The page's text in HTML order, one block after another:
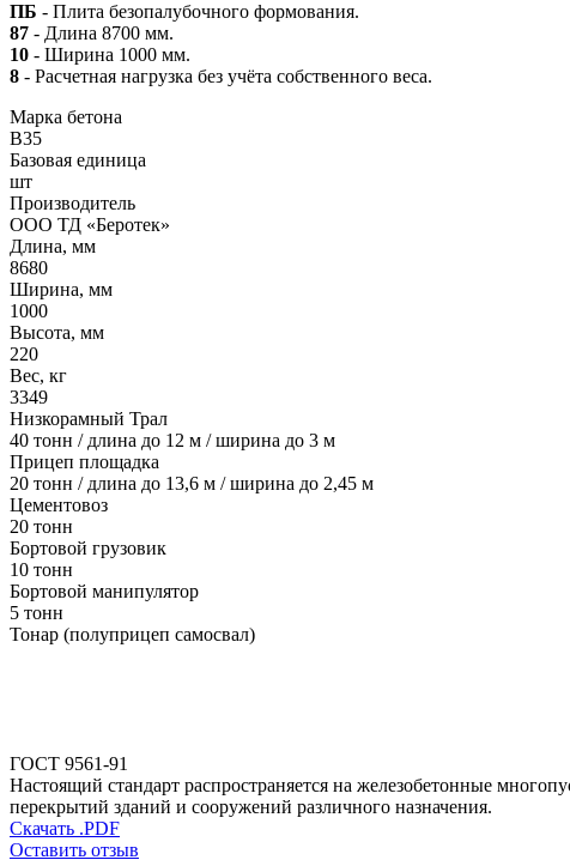
ПБ - Плита безопалубочного формования.
87 - Длина 8700 мм.
10 - Ширина 1000 мм.
8 - Расчетная нагрузка без учёта собственного веса.
Марка бетона
B35
Базовая единица
шт
Производитель
ООО ТД «Беротек»
Длина, мм
8680
Ширина, мм
1000
Высота, мм
220
Вес, кг
3349
Низкорамный Трал
40 тонн / длина до 12 м / ширина до 3 м
Прицеп площадка
20 тонн / длина до 13,6 м / ширина до 2,45 м
Цементовоз
20 тонн
Бортовой грузовик
10 тонн
Бортовой манипулятор
5 тонн
Тонар (полуприцеп самосвал)
ГОСТ 9561-91
Настоящий стандарт распространяется на железобетонные
перекрытий зданий и сооружений различного назначения.
Скачать .PDF
Оставить отзыв